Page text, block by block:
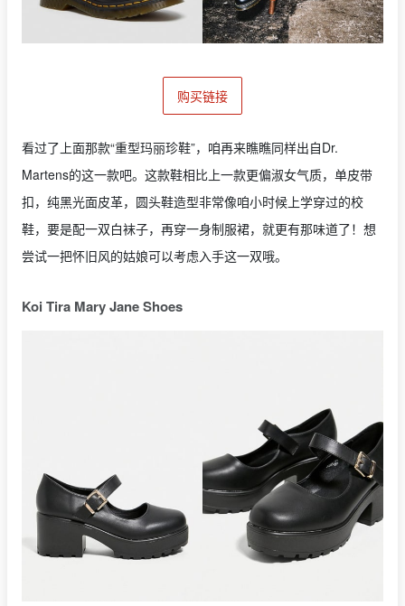
购买链接
看过了上面那款“重型玛丽珍鞋”，咱再来瞧瞧同样出自Dr.
Martens的这一款吧。这款鞋相比上一款更偏淑女气质，单皮带
扣，纯黑光面皮革，圆头鞋造型非常像咱小时候上学穿过的校
鞋，要是配一双白袜子，再穿一身制服裙，就更有那味道了！想
尝试一把怀旧风的姑娘可以考虑入手这一双哦。
Koi Tira Mary Jane Shoes